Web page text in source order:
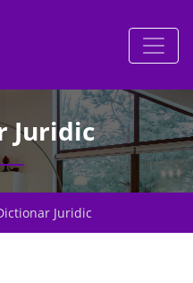
Juridic
Juridic